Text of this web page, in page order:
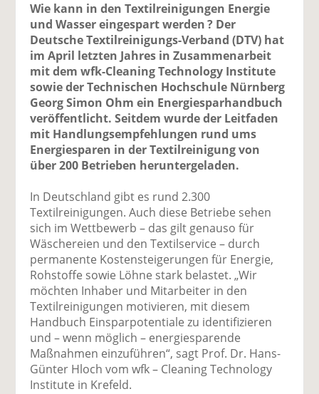
Wie kann in den Textilreinigungen Energie
und Wasser eingespart werden ? Der
Deutsche Textilreinigungs-Verband (DTV) hat
im April letzten Jahres in Zusammenarbeit
mit dem wfk-Cleaning Technology Institute
sowie der Technischen Hochschule Nürnberg
Georg ­Simon Ohm ein Energiesparhandbuch
veröffentlicht. Seitdem wurde der Leitfaden
mit Handlungsempfehlungen rund ums
Energiesparen in der Textilreinigung von
über 200 Betrieben heruntergeladen.
In Deutschland gibt es rund 2.300
Textilreinigungen. Auch diese Betriebe sehen
sich im Wettbewerb – das gilt genauso für
Wäschereien und den Textilservice – durch
permanente Kostensteigerungen für Energie,
Rohstoffe sowie Löhne stark belastet. „Wir
möchten Inhaber und Mitarbeiter in den
Textilreinigungen motivieren, mit diesem
Handbuch Einsparpotentiale zu identifizieren
und – wenn möglich – energiesparende
Maßnahmen einzuführen“, sagt Prof. Dr. Hans-
Günter Hloch vom wfk – Cleaning Technology
Institute in Krefeld.